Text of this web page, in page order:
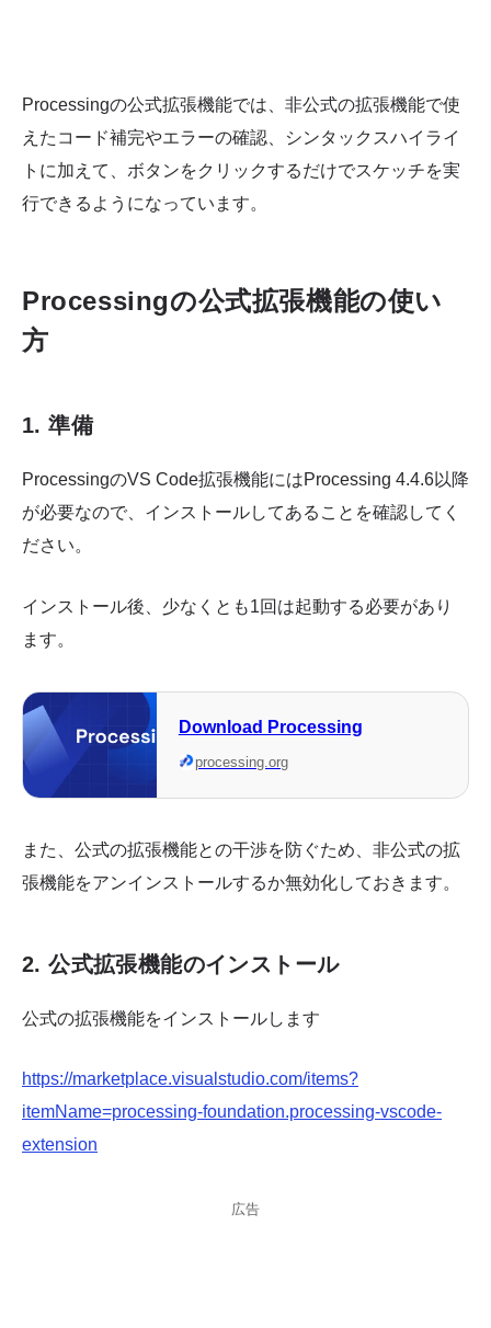
Processingの公式拡張機能では、非公式の拡張機能で使
えたコード補完やエラーの確認、シンタックスハイライ
トに加えて、ボタンをクリックするだけでスケッチを実
行できるようになっています。
Processingの公式拡張機能の使い
方
1. 準備
ProcessingのVS Code拡張機能にはProcessing 4.4.6以降
が必要なので、インストールしてあることを確認してく
ださい。
インストール後、少なくとも1回は起動する必要があり
ます。
Download Processing
processing.org
また、公式の拡張機能との干渉を防ぐため、非公式の拡
張機能をアンインストールするか無効化しておきます。
2. 公式拡張機能のインストール
公式の拡張機能をインストールします
https://marketplace.visualstudio.com/items?
itemName=processing-foundation.processing-vscode-
extension
広告